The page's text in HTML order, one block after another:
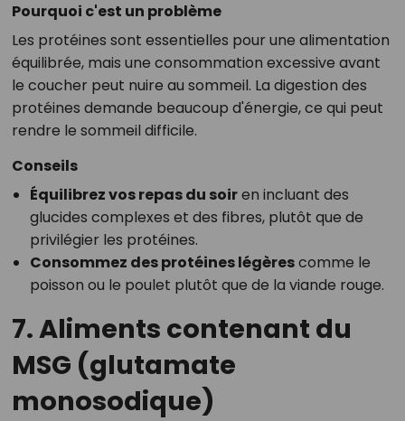
Pourquoi c'est un problème
Les protéines sont essentielles pour une alimentation
équilibrée, mais une consommation excessive avant
le coucher peut nuire au sommeil. La digestion des
protéines demande beaucoup d'énergie, ce qui peut
rendre le sommeil difficile.
Conseils
Équilibrez vos repas du soiren incluant des
glucides complexes et des fibres, plutôt que de
privilégier les protéines.
Consommez des protéines légèrescomme le
poisson ou le poulet plutôt que de la viande rouge.
7. Aliments contenant du
MSG (glutamate
monosodique)